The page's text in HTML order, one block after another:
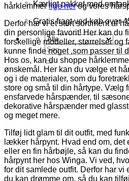
✨ Kærligt pakket med
✨ Gratis fragt ved køb over
Søg
efter:
hårklemmerlige herog vores
Derfor har vi et stort sortiment af
din personlige favorit! Her kan du
forskellige modeller, størrelser og
kunne finde noget ,som passer til
Hos os, kan du shoppe
ønskemål. Her kan du vælge et
og i de materialer, som du
store og små til din hårtype. Vælg
ensfarvede hårspænder, til
dekorative hårspænder med
og meget mere.
Tilføj lidt glam til dit outfit, med
lækker hårpynt. Hvad end om,
eller en fin hårbøjle, så kan du
hårpynt her hos Winga. Vi ved,
for dit samlede outfit. Derfor har vi
du kan drømme om, så du kan